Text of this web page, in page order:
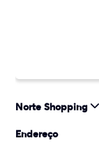
Norte Shopping
Endereço